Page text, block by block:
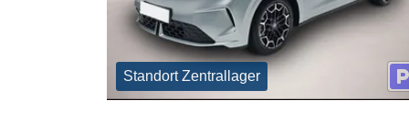
Standort Zentrallager